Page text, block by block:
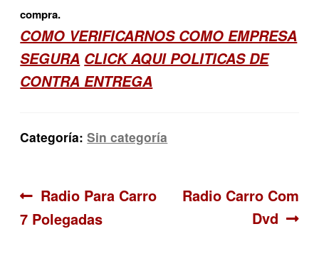
compra.
COMO VERIFICARNOS COMO EMPRESA
SEGURA CLICK AQUI POLITICAS DE
CONTRA ENTREGA
Categoría:Sin categoría
Navegación
de
Anterior:
Radio Para Carro
7 Polegadas
Siguiente:
Radio Carro Com
Dvd